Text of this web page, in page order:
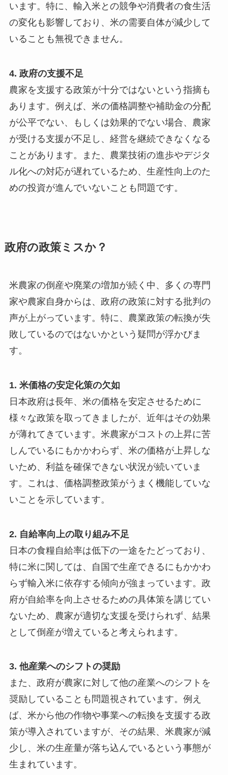
います。特に、輸入米との競争や消費者の食生活
の変化も影響しており、米の需要自体が減少して
いることも無視できません。
4. 政府の支援不足
農家を支援する政策が十分ではないという指摘も
あります。例えば、米の価格調整や補助金の分配
が公平でない、もしくは効果的でない場合、農家
が受ける支援が不足し、経営を継続できなくなる
ことがあります。また、農業技術の進歩やデジタ
ル化への対応が遅れているため、生産性向上のた
めの投資が進んでいないことも問題です。
政府の政策ミスか？
米農家の倒産や廃業の増加が続く中、多くの専門
家や農家自身からは、政府の政策に対する批判の
声が上がっています。特に、農業政策の転換が失
敗しているのではないかという疑問が浮かびま
す。
1. 米価格の安定化策の欠如
日本政府は長年、米の価格を安定させるために
様々な政策を取ってきましたが、近年はその効果
が薄れてきています。米農家がコストの上昇に苦
しんでいるにもかかわらず、米の価格が上昇しな
いため、利益を確保できない状況が続いていま
す。これは、価格調整政策がうまく機能していな
いことを示しています。
2. 自給率向上の取り組み不足
日本の食糧自給率は低下の一途をたどっており、
特に米に関しては、自国で生産できるにもかかわ
らず輸入米に依存する傾向が強まっています。政
府が自給率を向上させるための具体策を講じてい
ないため、農家が適切な支援を受けられず、結果
として倒産が増えていると考えられます。
3. 他産業へのシフトの奨励
また、政府が農家に対して他の産業へのシフトを
奨励していることも問題視されています。例え
ば、米から他の作物や事業への転換を支援する政
策が導入されていますが、その結果、米農家が減
少し、米の生産量が落ち込んでいるという事態が
生まれています。